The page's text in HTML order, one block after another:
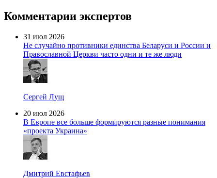
Комментарии экспертов
31 июл 2026
Не случайно противники единства Беларуси и России и
Православной Церкви часто одни и те же люди
Сергей Лущ
20 июл 2026
В Европе все больше формируются разные понимания
«проекта Украина»
Дмитрий Евстафьев